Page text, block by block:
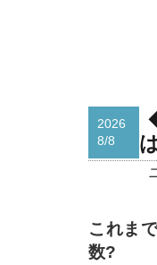
2026
8/8
これま
数?